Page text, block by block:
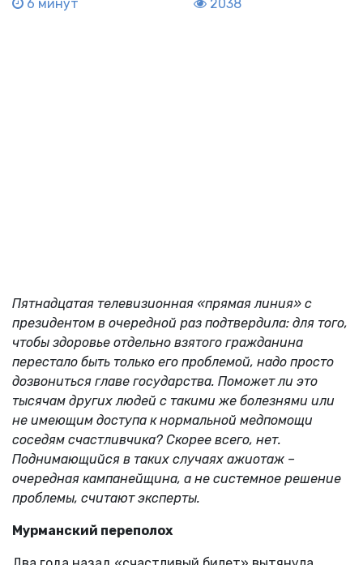
6 минут
2038
Пятнадцатая телевизионная «прямая линия» с
президентом в очередной раз подтвердила: для того,
чтобы здоровье отдельно взятого гражданина
перестало быть только его проблемой, надо просто
дозвониться главе государства. Поможет ли это
тысячам других людей с такими же болезнями или
не имеющим доступа к нормальной медпомощи
соседям счастливчика? Скорее всего, нет.
Поднимающийся в таких случаях ажиотаж –
очередная кампанейщина, а не системное решение
проблемы, считают эксперты.
Мурманский переполох